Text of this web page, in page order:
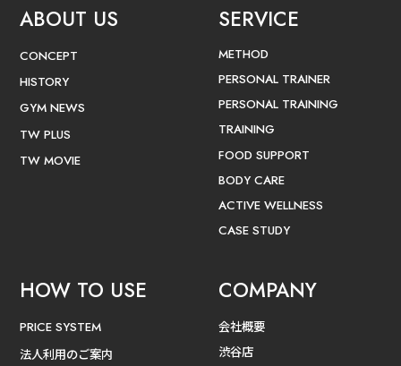
ABOUT US
CONCEPT
HISTORY
GYM NEWS
TW PLUS
TW MOVIE
SERVICE
METHOD
PERSONAL TRAINER
PERSONAL TRAINING
TRAINING
FOOD SUPPORT
BODY CARE
ACTIVE WELLNESS
CASE STUDY
HOW TO USE
PRICE SYSTEM
法人利用のご案内
COMPANY
会社概要
渋谷店